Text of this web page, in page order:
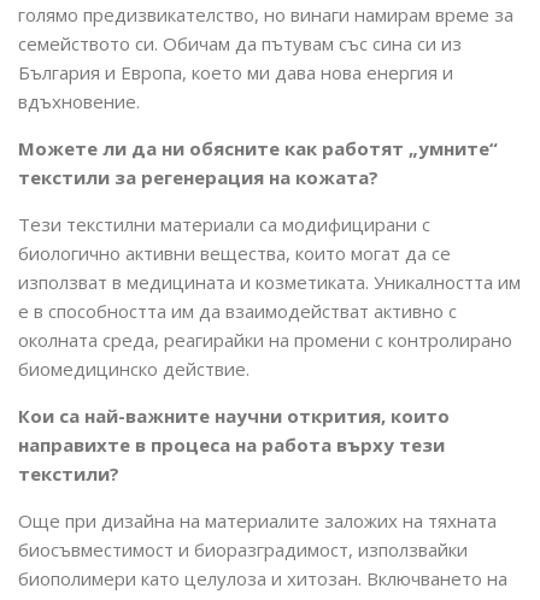
голямо предизвикателство, но винаги намирам време за
семейството си. Обичам да пътувам със сина си из
България и Европа, което ми дава нова енергия и
вдъхновение.
Можете ли да ни обясните как работят „умните“
текстили за регенерация на кожата?
Тези текстилни материали са модифицирани с
биологично активни вещества, които могат да се
използват в медицината и козметиката. Уникалността им
е в способността им да взаимодействат активно с
околната среда, реагирайки на промени с контролирано
биомедицинско действие.
Кои са най-важните научни открития, които
направихте в процеса на работа върху тези
текстили?
Още при дизайна на материалите заложих на тяхната
биосъвместимост и биоразградимост, използвайки
биополимери като целулоза и хитозан. Включването на